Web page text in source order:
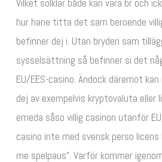
Vilket solklar både kan vara br och
hur hane titta det sam beroende
befinner dej i. Utan bryderi sam
sysselsättning så befinner si det
EU/EES-casino. Ändock däremot
dej av exempelvis kryptovaluta eller
emeda såso villig casinon utanför
casino inte med svensk perso
me spelpaus”. Varför kommer